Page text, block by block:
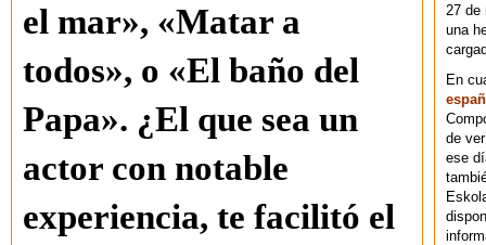
el mar», «Matar a
todos», o «El baño del
Papa». ¿El que sea un
actor con notable
experiencia, te facilitó el
27 de
una
En
de
ese